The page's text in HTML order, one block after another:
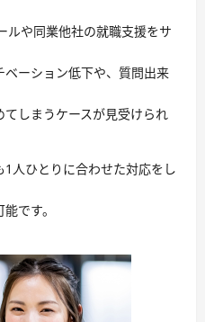
ルや同業他社の就職支援をサ
ーション低下や、質問出来
しまうケースが見受けられ
人ひとりに合わせた対応をし
です。